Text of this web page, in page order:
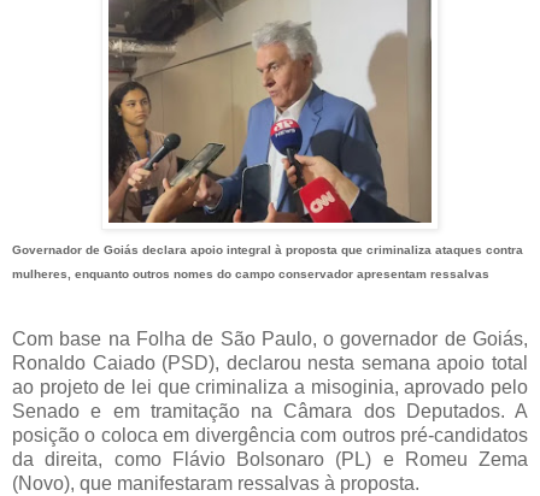
Governador de Goiás declara apoio integral à proposta que criminaliza ataques contra
mulheres, enquanto outros nomes do campo conservador apresentam ressalvas
Com base na Folha de São Paulo, o governador de Goiás,
Ronaldo Caiado(PSD), declarou nesta semana apoio total
ao projeto de lei que criminaliza a misoginia, aprovado pelo
Senado e em tramitação na Câmara dos Deputados. A
posição o coloca em divergência com outros pré-candidatos
da direita, como
Flávio Bolsonaro (PL) e
Romeu Zema
(Novo), que manifestaram ressalvas à proposta.